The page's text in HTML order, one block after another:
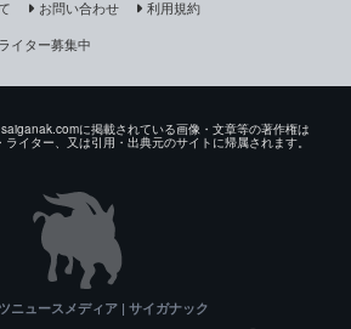
お問い合わせ
利用規約
ライター募集中
に掲載されている画像・文章等の著作権は
イター、又は引用・出典元のサイトに帰属されます。
ニュースメディア | サイガナック